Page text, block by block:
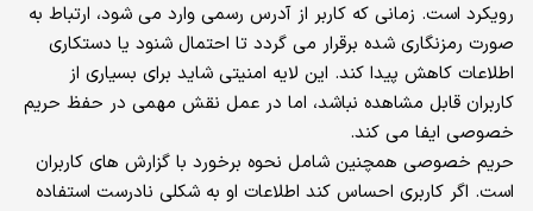
رویکرد است. زمانی که کاربر از آدرس رسمی وارد می شود، ارتباط به
صورت رمزنگاری شده برقرار می گردد تا احتمال شنود یا دستکاری
اطلاعات کاهش پیدا کند. این لایه امنیتی شاید برای بسیاری از
کاربران قابل مشاهده نباشد، اما در عمل نقش مهمی در حفظ حریم
خصوصی ایفا می کند.
حریم خصوصی همچنین شامل نحوه برخورد با گزارش های کاربران
است. اگر کاربری احساس کند اطلاعات او به شکلی نادرست استفاده